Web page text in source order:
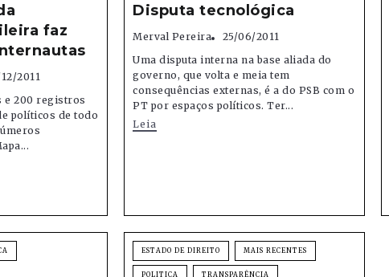
faz
2011
e 200 registros
políticos de todo
Disputa tecnológica
Merval Pereira
25/06/2011
Uma disputa interna na base aliada do
governo, que volta e meia tem
consequências externas, é a do PSB com o
PT por espaços políticos. Ter...
Leia
ESTADO DE DIREITO MAIS RECENTES
POLITICA TRANSPARÊNCIA